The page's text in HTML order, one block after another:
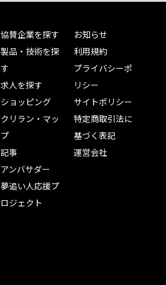
協賛企業を探す
製品・技術を探
す
求人を探す
ショッピング
クリラン・マッ
プ
記事
アンバサダー
夢追い人応援プ
ロジェクト
お知らせ
利用規約
プライバシーポ
リシー
サイトポリシー
特定商取引法に
基づく表記
運営会社